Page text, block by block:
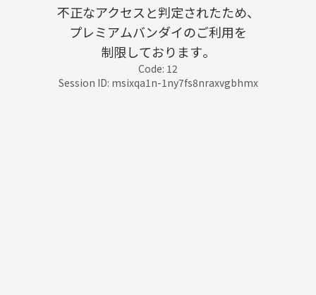
不正なアクセスと判定されたため、
プレミアムバンダイのご利用を
制限しております。
Code: 12
Session ID: msixqa1n-1ny7fs8nraxvgbhmx